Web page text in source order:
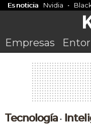
Es noticia Nvidia
Empresas
Tecnología•